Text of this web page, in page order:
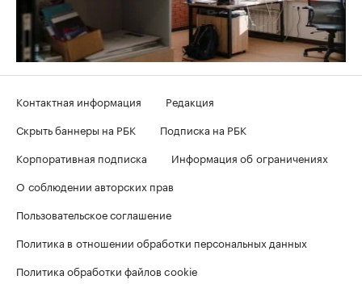
Контактная информация
Редакция
Скрыть баннеры на РБК
Подписка на РБК
Корпоративная подписка
Информация об ограничениях
О соблюдении авторских прав
Пользовательское соглашение
Политика в отношении обработки персональных данных
Политика обработки файлов cookie